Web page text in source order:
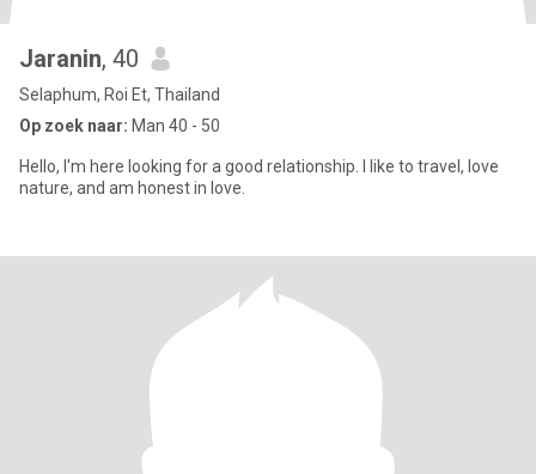
Jaranin, 40
Selaphum, Roi Et, Thailand
Op zoek naar: Man 40 - 50
Hello, I'm here looking for a good relationship. I like to travel, love
nature, and am honest in love.